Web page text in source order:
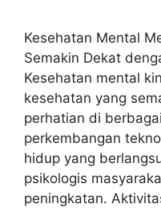
Kesehatan Mental
Semakin Dekat
Kesehatan mental
kesehatan yang
perhatian di
perkembangan
hidup yang
psikologis
peningkatan.